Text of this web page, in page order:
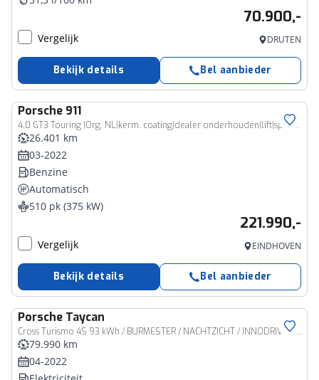
70.900,-
Vergelijk DRUTEN
Bekijk details Bel aanbieder
Porsche 911
4.0 GT3 Touring |Org. NL|kerm. coating|dealer onderhouden|lift|sport chrono|18-voudig|Bose|stoelverwarming|
26.401 km
03-2022
Benzine
Automatisch
510 pk (375 kW)
221.990,-
Vergelijk EINDHOVEN
Bekijk details Bel aanbieder
Porsche Taycan
Cross Turismo 4S 93 kWh / BURMESTER / NACHTZICHT / INNODRIVE / PASM /
79.990 km
04-2022